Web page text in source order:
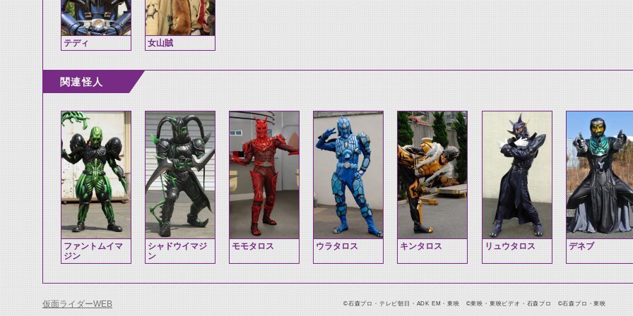
テディ 女山賊
関連怪人
ファントムイマ
ジン
シャドウイマジ
ン
モモタロス ウラタロス キンタロス リュウタロス デネブ
©石森プロ・テレビ朝日・ADK EM・東映 ©東映・東映ビデオ・石森プロ ©石森プロ・東映
仮面ライダーWEB